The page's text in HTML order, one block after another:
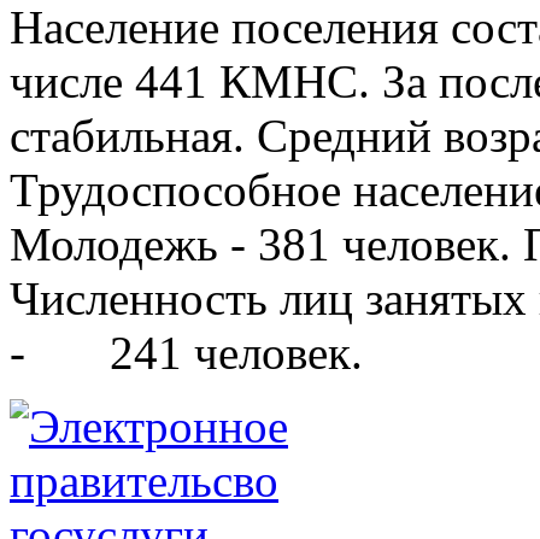
Население поселения
числе 441 КМНС. За
стабильная. Средний
Трудоспособное
Молодежь - 381 человек.
Численность лиц
- 241 человек.